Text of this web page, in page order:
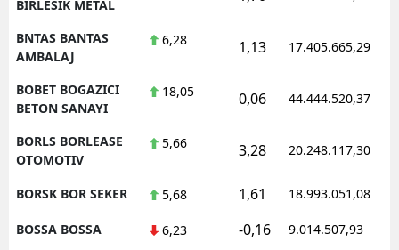
BIRLESIK METAL
BNTAS BANTAS
AMBALAJ
6,28 1,13 17.405.665,29
BOBET BOGAZICI
BETON SANAYI
18,05 0,06 44.444.520,37
BORLS BORLEASE
OTOMOTIV
5,66 3,28 20.248.117,30
BORSK BOR SEKER 5,68 1,61 18.993.051,08
BOSSA BOSSA 6,23 -0,16 9.014.507,93